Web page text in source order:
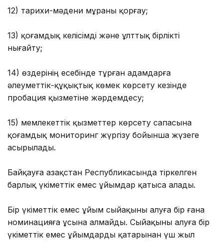
12) тарихи-мәдени мұраны қорғау;
13) қоғамдық келісімді және ұлттық бірлікті
нығайту;
14) өздерінің есебінде тұрған адамдарға
әлеуметтік-құқықтық көмек көрсету кезінде
пробация қызметіне жәрдемдесу;
15) мемлекеттік қызметтер көрсету сапасына
қоғамдық мониторинг жүргізу бойынша жүзеге
асырылады.
Байқауға Қазақстан Республикасында тіркелген
барлық үкіметтік емес ұйымдар қатыса алады.
Бір үкіметтік емес ұйым сыйақыны алуға бір ғана
номинацияға ұсына алмайды. Сыйақыны алуға бір
үкіметтік емес ұйымдарды қатарынан үш жыл